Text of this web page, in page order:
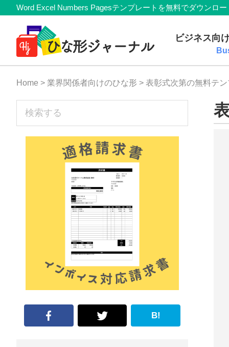
Skip
primary
navigation
Skip
content
Skip
primary
sidebar
Skip
footer
Member
Navigation
Word Excel Numbers Pagesテンプレートを無料でダウンロ
料
テ
ン
レ
形
ジ
ャ
ー
ナ
ビジネス向
Home > 業界関係者向けのひな形 > 表彰式次第の無料テ
sidebar
B!